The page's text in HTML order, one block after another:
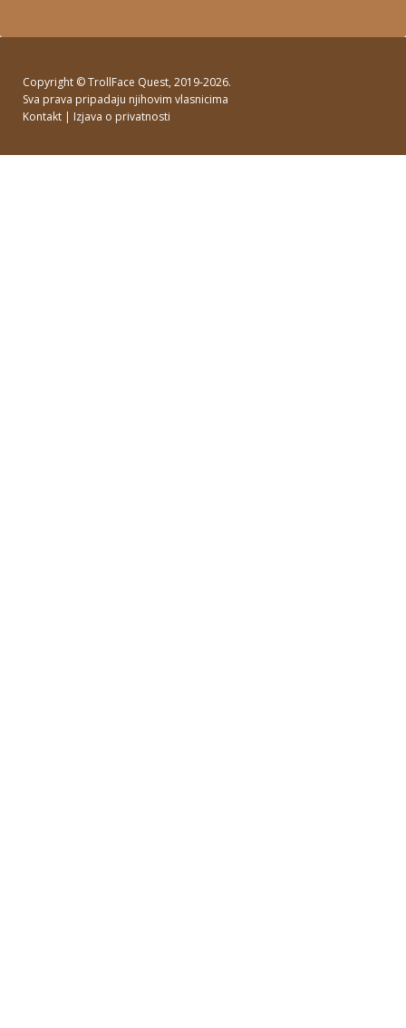
Copyright ©TrollFace Quest, 2019-2026.
Sva prava pripadaju njihovim vlasnicima
Kontakt | Izjava o privatnosti